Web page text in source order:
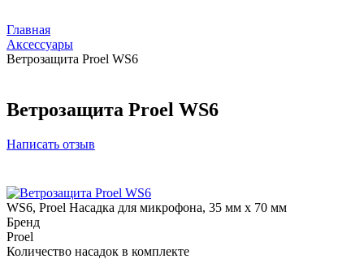
Главная
Аксессуары
Ветрозащита Proel WS6
Ветрозащита Proel WS6
Написать отзыв
WS6, Proel Насадка для микрофона, 35 мм x 70 мм
Бренд
Proel
Количество насадок в комплекте